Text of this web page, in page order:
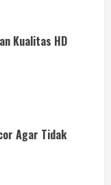
Kualitas HD
Agar Tidak